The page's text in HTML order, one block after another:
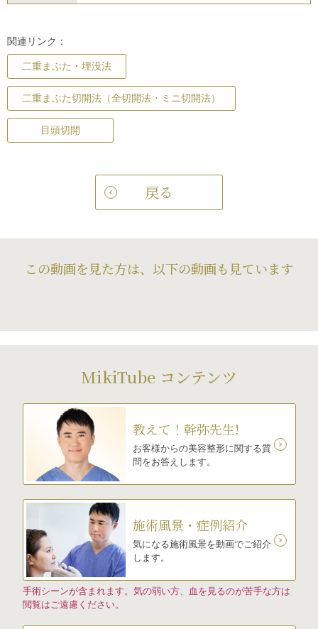
関連リンク：
二重まぶた・埋没法
二重まぶた切開法（全切開法・ミニ切開法）
目頭切開
戻る
この動画を見た方は、以下の動画も見ています
MikiTube コンテンツ
教えて！幹弥先生!
お客様からの美容整形に関する質
問をお答えします。
施術風景・症例紹介
気になる施術風景を動画でご紹介
します。
手術シーンが含まれます。気の弱い方、血を見るのが苦手な方は
閲覧はご遠慮ください。